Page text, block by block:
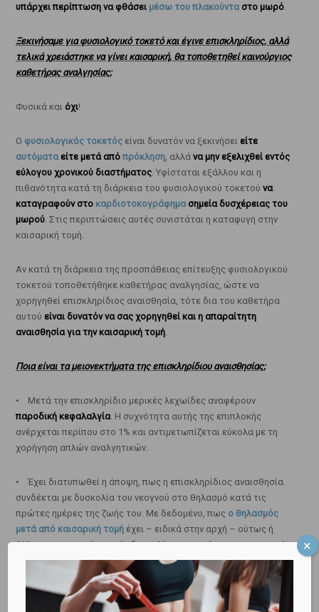
υπάρχει περίπτωση να φθάσει μέσω του πλακούνταστο μωρό.
Ξεκινήσαμε για φυσιολογικό τοκετό και έγινε επισκληρίδιος, αλλά
τελικά χρειάστηκε να γίνει καισαρική, θα τοποθετηθεί καινούργιος
καθετήρας αναλγησίας;
Φυσικά και όχι!
Ο φυσιολογικός τοκετόςείναι δυνατόν να ξεκινήσει είτε
αυτόματα είτε μετά από πρόκληση, αλλά να μην εξελιχθεί εντός
εύλογου χρονικού διαστήματος. Υφίσταται εξάλλου και η
πιθανότητα κατά τη διάρκεια του φυσιολογικού τοκετού να
καταγραφούν στο καρδιοτοκογράφημα σημεία δυσχέρειας του
μωρού. Στις περιπτώσεις αυτές συνιστάται η καταφυγή στην
καισαρική τομή.
Αν κατά τη διάρκεια της προσπάθειας επίτευξης φυσιολογικού
τοκετού τοποθετήθηκε καθετήρας αναλγησίας, ώστε να
χορηγηθεί επισκληρίδιος αναισθησία, τότε δια του καθετήρα
αυτού είναι δυνατόν να σας χορηγηθεί και η απαραίτητη
αναισθησία για την καισαρική τομή.
Ποια είναι τα μειονεκτήματα της επισκληρίδιου αναισθησίας;
• Μετά την επισκληρίδιο μερικές λεχωίδες αναφέρουν
παροδική κεφαλαλγία. Η συχνότητα αυτής της επιπλοκής
ανέρχεται περίπου στο 1% και αντιμετωπίζεται εύκολα με τη
χορήγηση απλών αναλγητικών.
• Έχει διατυπωθεί η άποψη, πως η επισκληρίδιος αναισθησία
συνδέεται με δυσκολία του νεογνού στο θηλασμό κατά τις
πρώτες ημέρες της ζωής του. Με δεδομένο, πως ο θηλασμός
μετά από καισαρική τομήέχει – ειδικά στην αρχή – ούτως ή
άλλως τις εγγενείς μικρές δυσκολίες του, υφίσταται η ανησυχία,
μήπως η επισκληρίδιος δυσχεράνει την όλη διαδικασία έτι
περαιτέρω. Εντούτοις, τα στοιχεία υπέρ αυτής της άποψης
είναι ελλιπή και αμφισβητούνται έντονα από την επιστημονική
κοινότητα.